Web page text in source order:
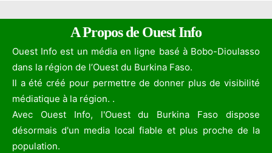
A Propos de Ouest Info
Ouest Info est un média en ligne basé à Bobo-Dioulasso
dans la région de l’Ouest du Burkina Faso.
Il a été créé pour permettre de donner plus de visibilité
médiatique à la région. .
Avec Ouest Info, l'Ouest du Burkina Faso dispose
désormais d'un media local fiable et plus proche de la
population.